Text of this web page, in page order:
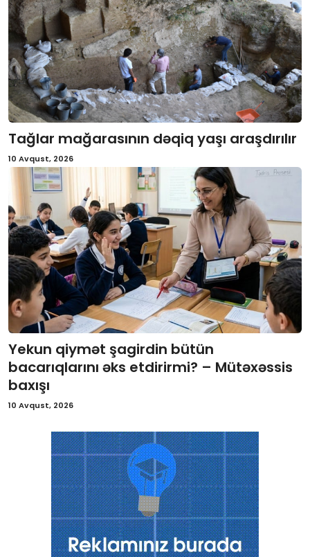
Tağlar mağarasının dəqiq yaşı araşdırılır
10 Avqust, 2026
Yekun qiymət şagirdin bütün
bacarıqlarını əks etdirirmi? – Mütəxəssis
baxışı
10 Avqust, 2026